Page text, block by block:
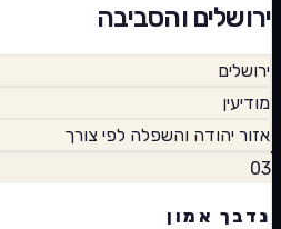
ירושלים והסביבה
ירושלים
מודיעין
אזור יהודה והשפלה לפי צורך
03
נדבך אמון